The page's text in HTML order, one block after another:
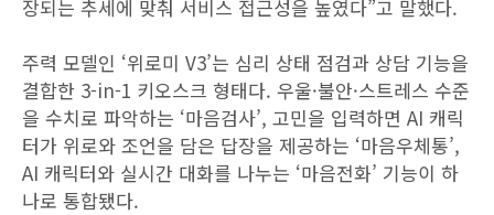
장되는 추세에 맞춰 서비스 접근성을 높였다”고 말했다.
주력 모델인 ‘위로미 V3’는 심리 상태 점검과 상담 기능을
결합한 3-in-1 키오스크 형태다. 우울·불안·스트레스 수준
을 수치로 파악하는 ‘마음검사’, 고민을 입력하면 AI 캐릭
터가 위로와 조언을 담은 답장을 제공하는 ‘마음우체통’,
AI 캐릭터와 실시간 대화를 나누는 ‘마음전화’ 기능이 하
나로 통합됐다.